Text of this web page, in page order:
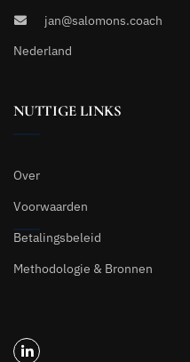
jan@salomons.coach
Nederland
NUTTIGE LINKS
Over
Voorwaarden
Betalingsbeleid
Methodologie & Bronnen